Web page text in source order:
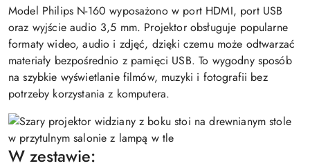
Model Philips N-160 wyposażono w port HDMI, port USB
oraz wyjście audio 3,5 mm. Projektor obsługuje popularne
formaty wideo, audio i zdjęć, dzięki czemu może odtwarzać
materiały bezpośrednio z pamięci USB. To wygodny sposób
na szybkie wyświetlanie filmów, muzyki i fotografii bez
potrzeby korzystania z komputera.
W zestawie: